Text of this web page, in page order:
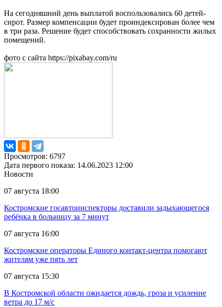
На сегодняшний день выплатой воспользовались 60 детей-
сирот. Размер компенсации будет проиндексирован более чем
в три раза. Решение будет способствовать сохранности жилых
помещений.
фото с сайта https://pixabay.com/ru
Просмотров: 6797
Дата первого показа: 14.06.2023 12:00
Новости
07 августа 18:00
Костромские госавтоинспекторы доставили задыхающегося
ребёнка в больницу за 7 минут
07 августа 16:00
Костромские операторы Единого контакт-центра помогают
жителям уже пять лет
07 августа 15:30
В Костромской области ожидается дождь, гроза и усиление
ветра до 17 м/с